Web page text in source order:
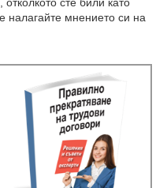
налагайте мнението си на